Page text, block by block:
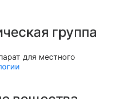
группа
для местного